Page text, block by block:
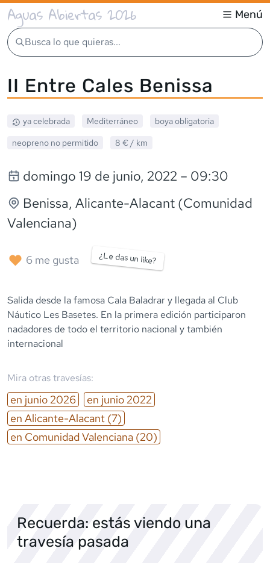
Aguas Abiertas 2026 Menú
Busca lo que quieras...
II Entre Cales Benissa
ya celebrada Mediterráneo
boya obligatoria
neopreno no permitido 8 € / km
domingo 19 de junio, 2022 – 09:30
Benissa, Alicante-Alacant (Comunidad
Valenciana)
6 me gusta ¿Le das un like?
Salida desde la famosa Cala Baladrar y llegada al Club
Náutico Les Basetes. En la primera edición participaron
nadadores de todo el territorio nacional y también
internacional
Mira otras travesías:
en junio 2026 en junio 2022
en Alicante-Alacant (7)
en Comunidad Valenciana (20)
Recuerda: estás viendo una
travesía pasada